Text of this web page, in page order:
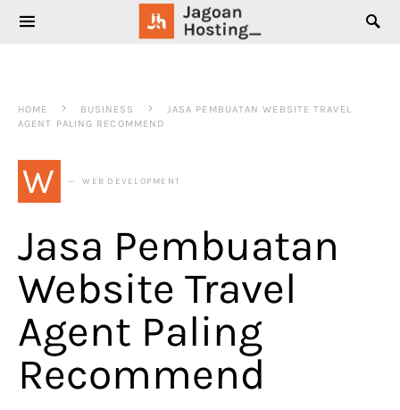
SEARCH FOR:
HOME BUSINESS
JASA PEMBUATAN WEBSITE TRAVEL
AGENT PALING RECOMMEND
W WEB DEVELOPMENT
Jasa Pembuatan
Website Travel
Agent Paling
Recommend